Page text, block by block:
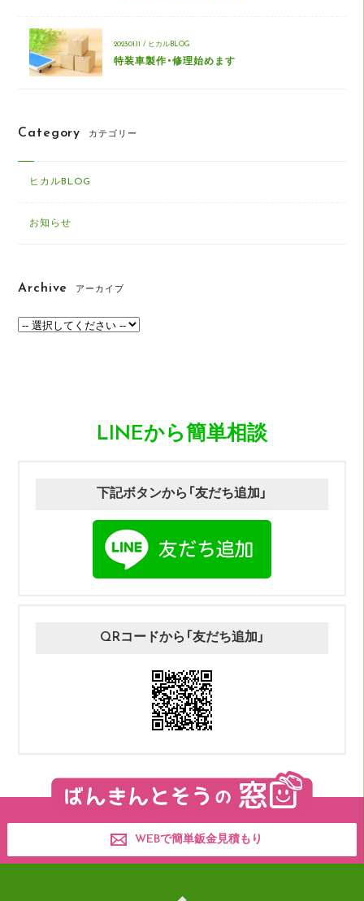
2023.01.11 / ヒカルBLOG
特装車製作・修理始めます
Category カテゴリー
ヒカルBLOG
お知らせ
Archive アーカイブ
LINEから簡単相談
下記ボタンから「友だち追加」
QRコードから「友だち追加」
WEBで簡単鈑金見積もり